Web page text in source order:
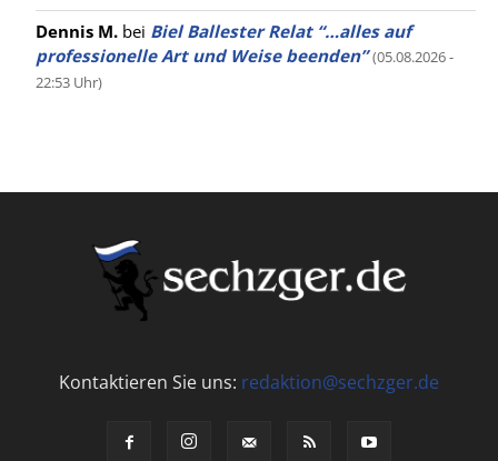
Dennis M. bei Biel Ballester Relat “…alles auf
professionelle Art und Weise beenden” (05.08.2026 -
22:53 Uhr)
Kontaktieren Sie uns: redaktion@sechzger.de